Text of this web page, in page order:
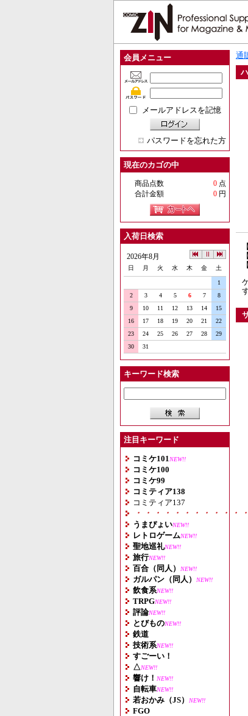
会員メニュー
メールアドレスを記憶
パスワードを忘れた方
現在のカゴの中
商品点数 0 点
合計金額
0 円
入荷日検索
2026年8月
日 月 火 水 木 金 土
1
2
3 4 5 6 7
8
9
10 11 12 13 14
15
16
17 18 19 20 21
22
23
24 25 26 27 28
29
30
31
キーワード検索
注目キーワード
コミケ101 NEW!!
コミケ100
コミケ99
コミティア138
コミティア137
・・・・・・・・・・・
うまぴょいNEW!!
レトロゲームNEW!!
聖地巡礼NEW!!
旅行NEW!!
百合（同人） NEW!!
ガルパン（同人） NEW!!
飲食系NEW!!
TRPGNEW!!
評論NEW!!
とびものNEW!!
鉄道
技術系NEW!!
すごーい！
△NEW!!
響け！ NEW!!
自転車NEW!!
若おかみ（JS） NEW!!
FGO
通